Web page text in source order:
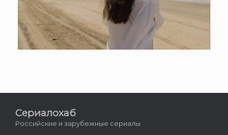
Сериалохаб
Российские и зарубежные сериалы